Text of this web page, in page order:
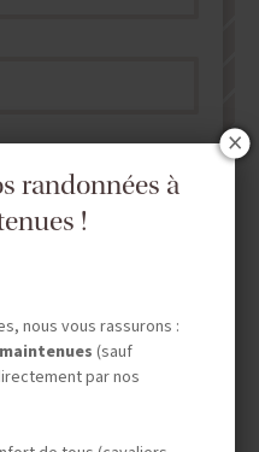
DE DEVIS
randonnées à
!
nous vous rassurons :
(sauf
par nos